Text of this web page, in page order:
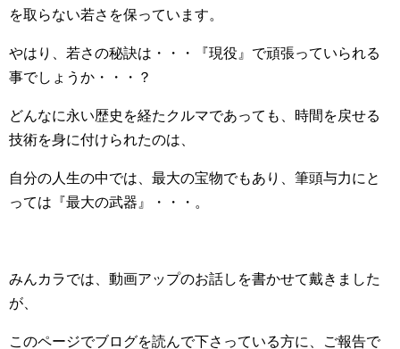
を取らない若さを保っています。
やはり、若さの秘訣は・・・『現役』で頑張っていられる
事でしょうか・・・？
どんなに永い歴史を経たクルマであっても、時間を戻せる
技術を身に付けられたのは、
自分の人生の中では、最大の宝物でもあり、筆頭与力にと
っては『最大の武器』・・・。
みんカラでは、動画アップのお話しを書かせて戴きました
が、
このページでブログを読んで下さっている方に、ご報告で